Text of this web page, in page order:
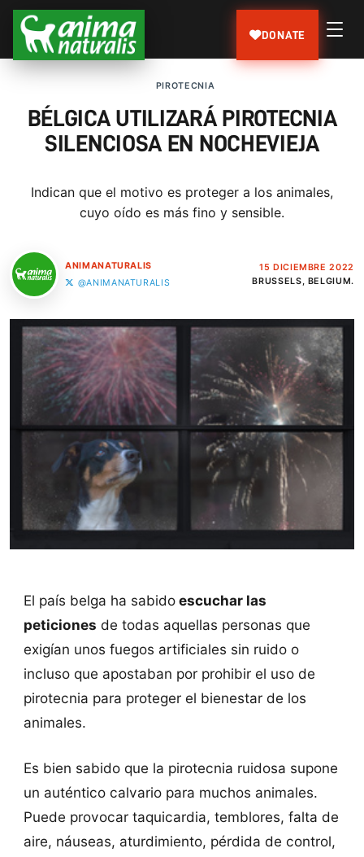
DONATE
PIROTECNIA
BÉLGICA UTILIZARÁ PIROTECNIA
SILENCIOSA EN NOCHEVIEJA
Indican que el motivo es proteger a los animales,
cuyo oído es más fino y sensible.
ANIMANATURALIS
@ANIMANATURALIS
15 DICIEMBRE 2022
BRUSSELS, BELGIUM.
El país belga ha sabidoescuchar las
peticiones de todas aquellas personas que
exigían unos fuegos artificiales sin ruido o
incluso que apostaban por prohibir el uso de
pirotecnia para proteger el bienestar de los
animales.
Es bien sabido que la pirotecnia ruidosa supone
un auténtico calvario para muchos animales.
Puede provocar taquicardia, temblores, falta de
aire, náuseas, aturdimiento, pérdida de control,